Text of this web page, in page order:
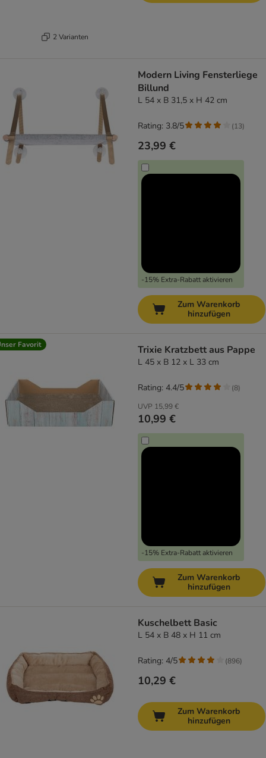
2 Varianten
Modern Living Fensterliege
Billund
L 54 x B 31,5 x H 42 cm
23,99 €
-15% Extra-Rabatt aktivieren
Rating: 3.8/5 (13)
Zum Warenkorb
hinzufügen
Favorit Trixie Kratzbett aus Pappe
L 45 x B 12 x L 33 cm
UVP 15,99 €
10,99 €
-15% Extra-Rabatt aktivieren
Rating: 4.4/5 (8)
Zum Warenkorb
hinzufügen
Kuschelbett Basic
L 54 x B 48 x H 11 cm
10,29 €
Rating: 4/5 (896)
Zum Warenkorb
hinzufügen